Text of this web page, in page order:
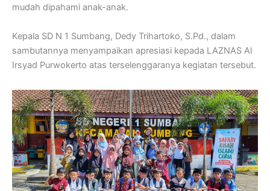
mudah dipahami anak-anak.
Kepala SD N 1 Sumbang, Dedy Trihartoko, S.Pd., dalam
sambutannya menyampaikan apresiasi kepada LAZNAS Al
Irsyad Purwokerto atas terselenggaranya kegiatan tersebut.